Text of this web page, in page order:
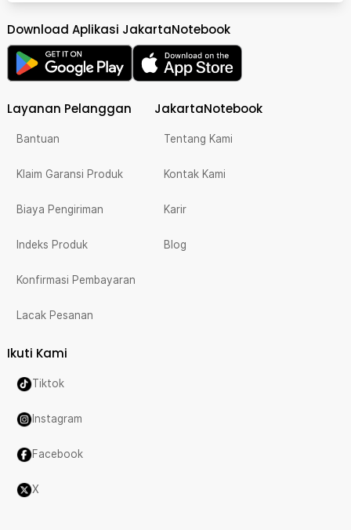
Download Aplikasi JakartaNotebook
Layanan Pelanggan
Bantuan
Klaim Garansi Produk
Biaya Pengiriman
Indeks Produk
Konfirmasi Pembayaran
Lacak Pesanan
JakartaNotebook
Tentang Kami
Kontak Kami
Karir
Blog
Ikuti Kami
Tiktok
Instagram
Facebook
X